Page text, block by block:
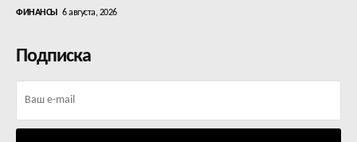
ФИНАНСЫ 6 августа, 2026
Подписка